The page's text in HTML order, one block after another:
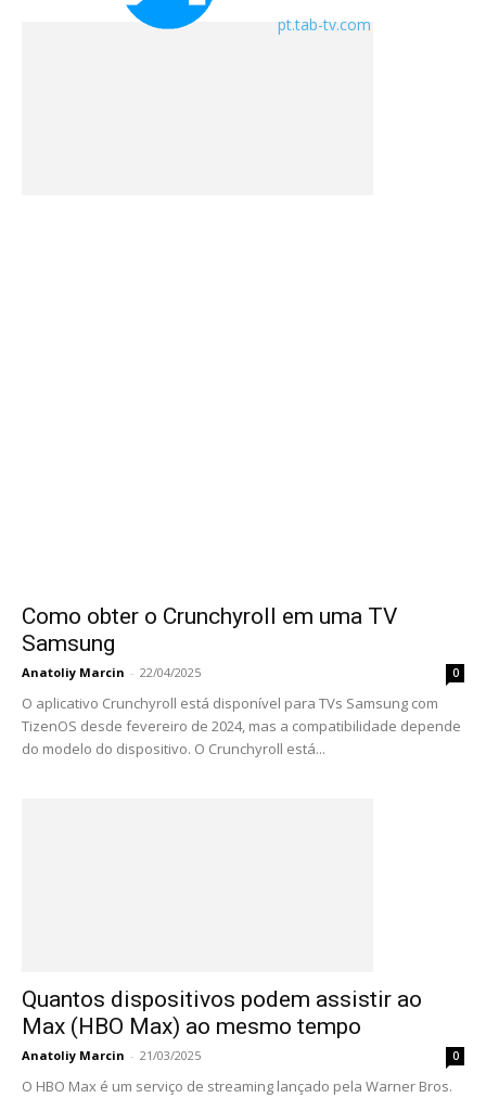
pt.tab-tv.com
Como obter o Crunchyroll em uma TV
Samsung
Anatoliy Marcin - 22/04/2025 0
O aplicativo Crunchyroll está disponível para TVs Samsung com
TizenOS desde fevereiro de 2024, mas a compatibilidade depende
do modelo do dispositivo. O Crunchyroll está...
Quantos dispositivos podem assistir ao
Max (HBO Max) ao mesmo tempo
Anatoliy Marcin - 21/03/2025 0
O HBO Max é um serviço de streaming lançado pela Warner Bros.